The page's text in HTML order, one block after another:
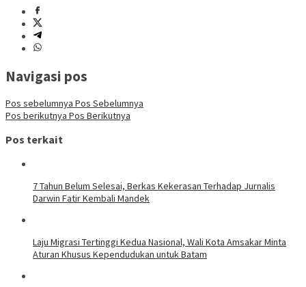
Navigasi pos
Pos sebelumnya Pos Sebelumnya
Pos berikutnya Pos Berikutnya
Pos terkait
7 Tahun Belum Selesai, Berkas Kekerasan Terhadap Jurnalis
Darwin Fatir Kembali Mandek
Laju Migrasi Tertinggi Kedua Nasional, Wali Kota Amsakar Minta
Aturan Khusus Kependudukan untuk Batam